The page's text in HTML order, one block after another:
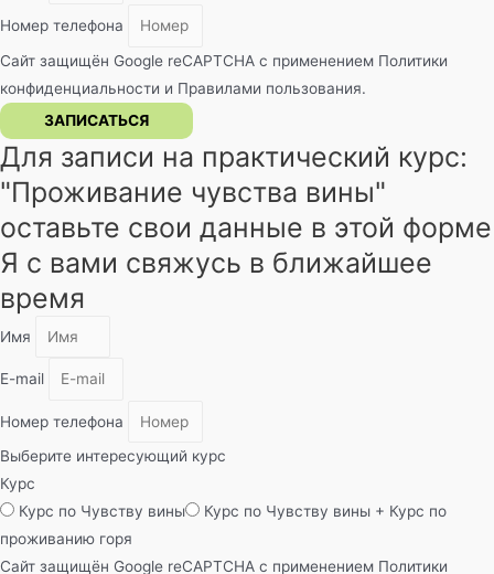
Номер телефона
Сайт защищён Google reCAPTCHA с применением Политики
конфиденциальности и Правилами пользования.
ЗАПИСАТЬСЯ
Для записи на практический курс:
"Проживание чувства вины"​
оставьте свои данные в этой форме
Я с вами свяжусь в ближайшее
время
Имя
E-mail
Номер телефона
Выберите интересующий курс
Курс
Курс по Чувству вины
Курс по Чувству вины + Курс по
проживанию горя
Сайт защищён Google reCAPTCHA с применением Политики